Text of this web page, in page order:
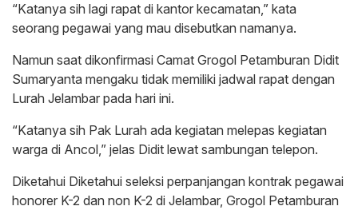
“Katanya sih lagi rapat di kantor kecamatan,” kata
seorang pegawai yang mau disebutkan namanya.
Namun saat dikonfirmasi Camat Grogol Petamburan Didit
Sumaryanta mengaku tidak memiliki jadwal rapat dengan
Lurah Jelambar pada hari ini.
“Katanya sih Pak Lurah ada kegiatan melepas kegiatan
warga di Ancol,” jelas Didit lewat sambungan telepon.
Diketahui Diketahui seleksi perpanjangan kontrak pegawai
honorer K-2 dan non K-2 di Jelambar, Grogol Petamburan